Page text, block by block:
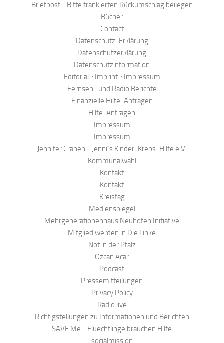
Briefpost - Bitte frankierten Rückumschlag beilegen
Bücher
Contact
Datenschutz-Erklärung
Datenschutzerklärung
Datenschutzinformation
Editorial :: Imprint :: Impressum
Fernseh- und Radio Berichte
Finanzielle Hilfe-Anfragen
Hilfe-Anfragen
Impressum
Impressum
Jennifer Cranen - Jenni´s Kinder-Krebs-Hilfe e.V.
Kommunalwahl
Kontakt
Kontakt
Kreistag
Medienspiegel
Mehrgenerationenhaus Neuhofen Initiative
Mitglied werden in Die Linke
Not in der Pfalz
Özcan Acar
Podcast
Pressemitteilungen
Privacy Policy
Radio live
Richtigstellungen zu Informationen und Berichten
SAVE Me - Fluechtlinge brauchen Hilfe
socialmission